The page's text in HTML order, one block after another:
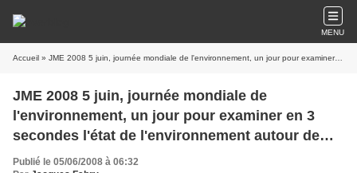
MENU
Accueil » JME 2008 5 juin, journée mondiale de l'environnement, un jour pour examiner en 3 secondes l'état de l'environnement autour de soi.
JME 2008 5 juin, journée mondiale de
l'environnement, un jour pour examiner en 3
secondes l'état de l'environnement autour de
soi.
Publié le 05/06/2008 à 06:32